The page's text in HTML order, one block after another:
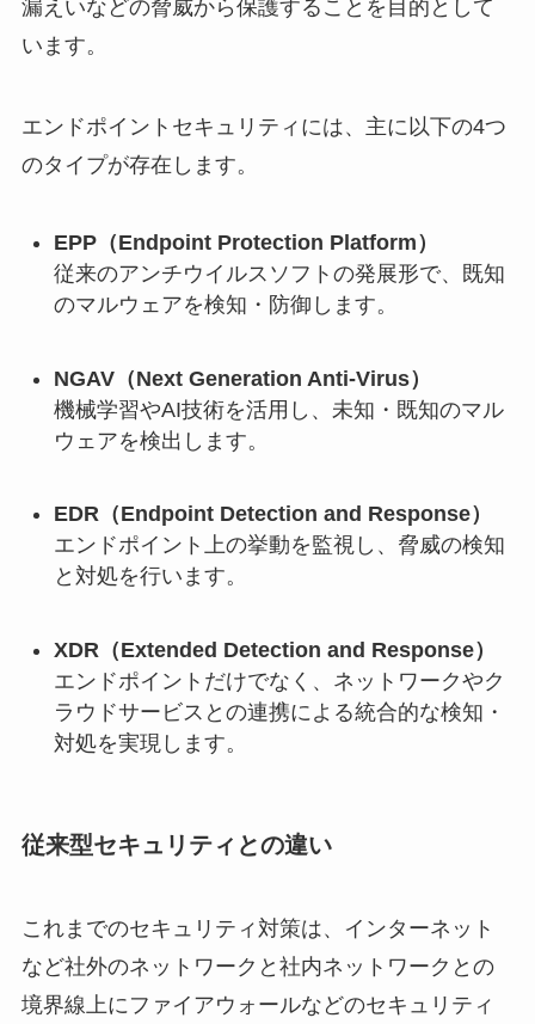
漏えいなどの脅威から保護することを目的として
います。
エンドポイントセキュリティには、主に以下の4つ
のタイプが存在します。
EPP（Endpoint Protection Platform）
従来のアンチウイルスソフトの発展形で、既知
のマルウェアを検知・防御します。
NGAV（Next Generation Anti-Virus）
機械学習やAI技術を活用し、未知・既知のマル
ウェアを検出します。
EDR（Endpoint Detection and Response）
エンドポイント上の挙動を監視し、脅威の検知
と対処を行います。
XDR（Extended Detection and Response）
エンドポイントだけでなく、ネットワークやク
ラウドサービスとの連携による統合的な検知・
対処を実現します。
従来型セキュリティとの違い
これまでのセキュリティ対策は、インターネット
など社外のネットワークと社内ネットワークとの
境界線上にファイアウォールなどのセキュリティ